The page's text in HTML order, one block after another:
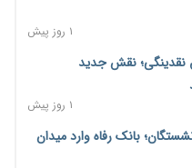
۱ روز پیش
نقدینگی؛ نقش جدید
۱ روز پیش
بازنشستگان؛ بانک رفاه وارد میدان